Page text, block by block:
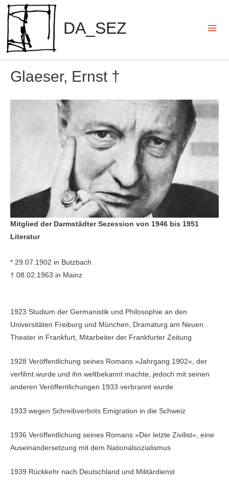
Zum
Inhalt
springen
DA_SEZ
Glaeser, Ernst †
Mitglied der Darmstädter Sezession von 1946 bis 1951
Literatur
* 29.07.1902 in Butzbach
† 08.02.1963 in Mainz
1923 Studium der Germanistik und Philosophie an den
Universitäten Freiburg und München, Dramaturg am Neuen
Theater in Frankfurt, Mitarbeiter der Frankfurter Zeitung
1928 Veröffentlichung seines Romans »Jahrgang 1902«, der
verfilmt wurde und ihn weltbekannt machte, jedoch mit seinen
anderen Veröffentlichungen 1933 verbrannt wurde
1933 wegen Schreibverbots Emigration in die Schweiz
1936 Veröffentlichung seines Romans »Der letzte Zivilist«, eine
Auseinandersetzung mit dem Nationalsozialismus
1939 Rückkehr nach Deutschland und Militärdienst